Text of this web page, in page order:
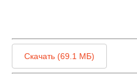
Скачать (69.1 МБ)